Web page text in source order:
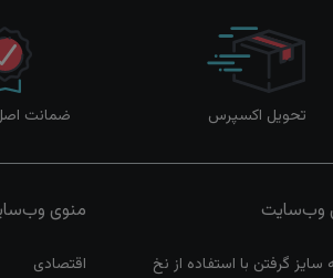
تحویل اکسپرس ضمانت
وب‌سایت
سایز گرفتن با استفاده از نخ
منوی
اقتصادی